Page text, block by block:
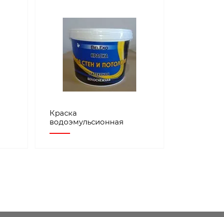
Краска
водоэмульсионная